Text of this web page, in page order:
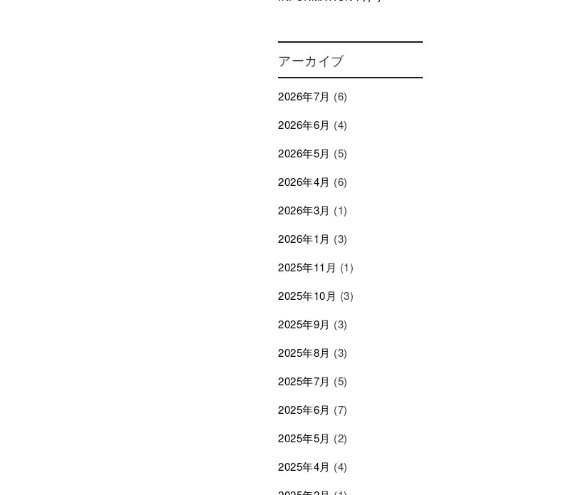
アーカイブ
2026年7月 (6)
2026年6月 (4)
2026年5月 (5)
2026年4月 (6)
2026年3月 (1)
2026年1月 (3)
2025年11月 (1)
2025年10月 (3)
2025年9月 (3)
2025年8月 (3)
2025年7月 (5)
2025年6月 (7)
2025年5月 (2)
2025年4月 (4)